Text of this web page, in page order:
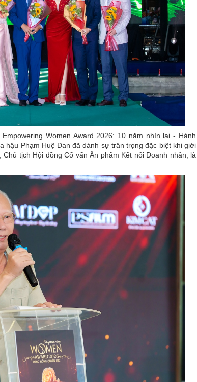
Women Award 2026: 10 năm nhìn lại - Hành
hậu Phạm Huệ Đan đã dành sự trân trọng đặc biệt khi giới
tịch Hội đồng Cố vấn Ấn phẩm Kết nối Doanh nhân, là